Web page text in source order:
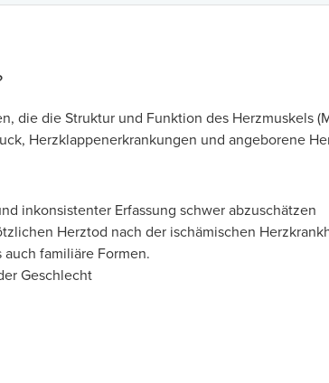
die die Struktur und Funktion des Herzmuskels
Herzklappenerkrankungen und angeborene
inkonsistenter Erfassung schwer abzuschätzen
Herztod nach der ischämischen
familiäre Formen.
Geschlecht